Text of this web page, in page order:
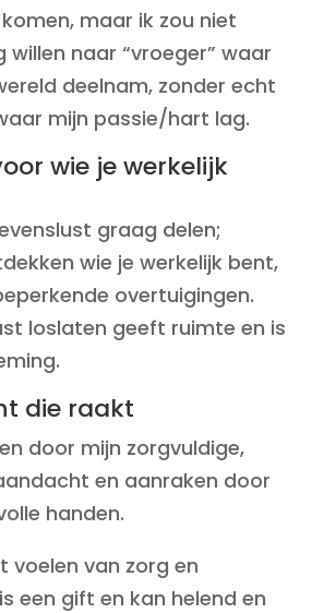
maar ik zou niet
willen naar “vroeger” waar
deelnam, zonder echt
mijn passie/hart lag.
wie je werkelijk
graag delen;
wie je werkelijk bent,
overtuigingen.
loslaten geeft ruimte en is
die raakt
door mijn zorgvuldige,
en aanraken door
handen.
voelen van zorg en
een gift en kan helend en